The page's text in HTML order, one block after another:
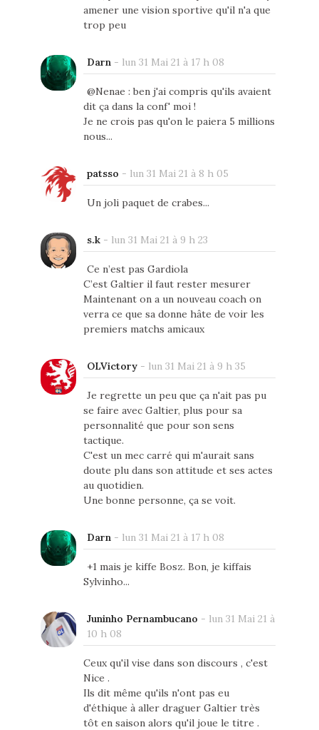
amener une vision sportive qu'il n'a que
trop peu
Darn- lun 31 Mai 21 à 17 h 08
@Nenae : ben j'ai compris qu'ils avaient
dit ça dans la conf' moi !
Je ne crois pas qu'on le paiera 5 millions
nous...
patsso - lun 31 Mai 21 à 8 h 05
Un joli paquet de crabes...
s.k- lun 31 Mai 21 à 9 h 23
Ce n’est pas Gardiola
C’est Galtier il faut rester mesurer
Maintenant on a un nouveau coach on
verra ce que sa donne hâte de voir les
premiers matchs amicaux
OLVictory- lun 31 Mai 21 à 9 h 35
Je regrette un peu que ça n'ait pas pu
se faire avec Galtier, plus pour sa
personnalité que pour son sens
tactique.
C'est un mec carré qui m'aurait sans
doute plu dans son attitude et ses actes
au quotidien.
Une bonne personne, ça se voit.
Darn- lun 31 Mai 21 à 17 h 08
+1 mais je kiffe Bosz. Bon, je kiffais
Sylvinho...
Juninho Pernambucano - lun 31 Mai 21 à
10 h 08
Ceux qu'il vise dans son discours , c'est
Nice .
Ils dit même qu'ils n'ont pas eu
d'éthique à aller draguer Galtier très
tôt en saison alors qu'il joue le titre .